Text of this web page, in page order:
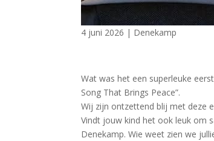
4 juni 2026 | Denekamp
Wat was het een superleuke
Song That Brings Peace”.
Wij zijn ontzettend blij met deze
Vindt jouw kind het ook leuk om
Denekamp. Wie weet zien we